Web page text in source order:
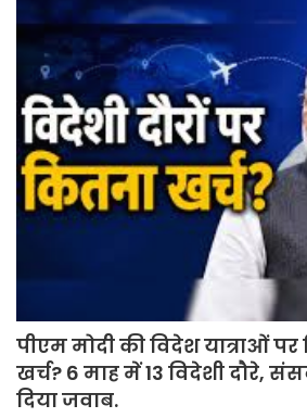
पीएम मोदी की विदेश यात्राओं
खर्च? 6 माह में 13 विदेशी दौरे,
दिया जवाब.